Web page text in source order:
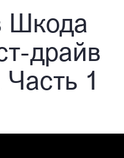
Шкода
драйв
1